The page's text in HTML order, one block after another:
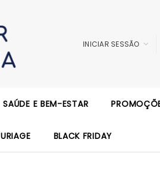
INICIAR SESSÃO
SAÚDE E BEM-ESTAR
URIAGE BLACK FRIDAY